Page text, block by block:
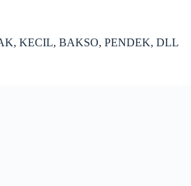
KECIL, BAKSO, PENDEK, DLL